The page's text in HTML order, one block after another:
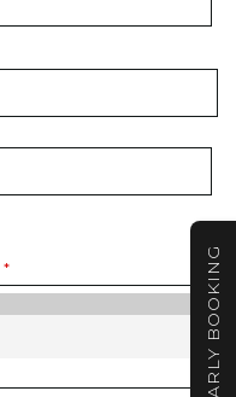
* EARLY BOOKING